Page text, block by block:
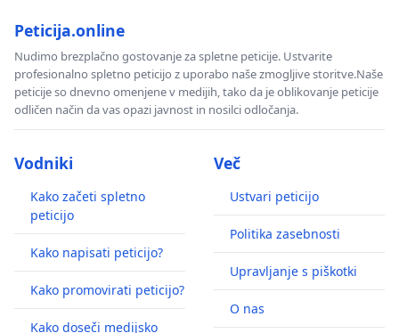
Peticija.online
Nudimo brezplačno gostovanje za spletne peticije. Ustvarite
profesionalno spletno peticijo z uporabo naše zmogljive storitve.Naše
peticije so dnevno omenjene v medijih, tako da je oblikovanje peticije
odličen način da vas opazi javnost in nosilci odločanja.
Vodniki
Kako začeti spletno
peticijo
Kako napisati peticijo?
Kako promovirati peticijo?
Kako doseči medijsko
Več
Ustvari peticijo
Politika zasebnosti
Upravljanje s piškotki
O nas